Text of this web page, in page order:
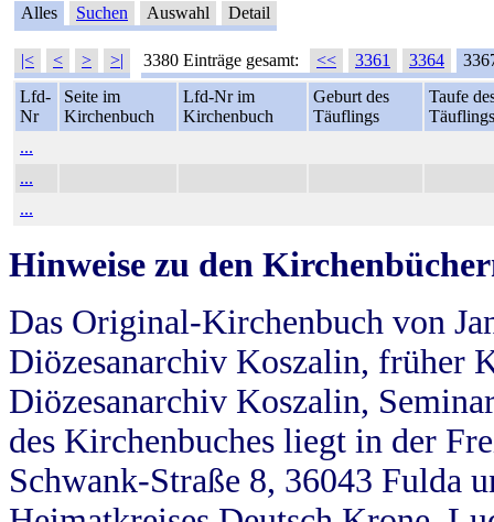
Alles Suchen Auswahl Detail
|< < > >| 3380 Einträge gesamt: << 3361 3364
Lfd-
Nr
Seite im
Kirchenbuch
Lfd-Nr im
Kirchenbuch
Geburt des
Täuflings
Taufe
Täuflings
...
...
...
Hinweise zu den
Das Original-Kirchenbuch von
Diözesanarchiv Koszalin, früher
Diözesanarchiv Koszalin,
des Kirchenbuches liegt in der
Schwank-Straße 8, 36043 Fulda